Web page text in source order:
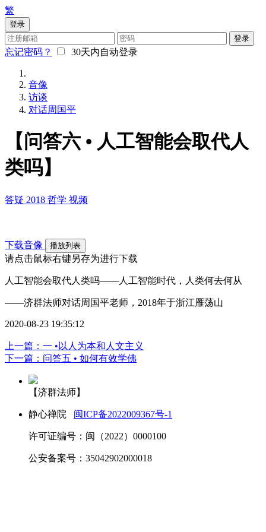
繁
登录
登录
忘记密码？ 30天内自动登录
音像
访谈
对话周国平
【问答六 • 人工智能会取代人
类吗】
答疑 2018 哲学 视频
下载音像 播放列表
请点击鼠标右键另存为进行下载
人工智能会取代人类吗——人工智能时代，人类何去何从
——济群法师对话周国平老师，2018年于浙江雁荡山
2020-08-23 19:35:12
上一篇：一 •以人为本和人文主义
下一篇：问答五 • 如何有效学佛
【济群法师】
静心禅院 闽ICP备2022009367号-1
许可证编号：闽（2022）0000100
公安备案号：35042902000018